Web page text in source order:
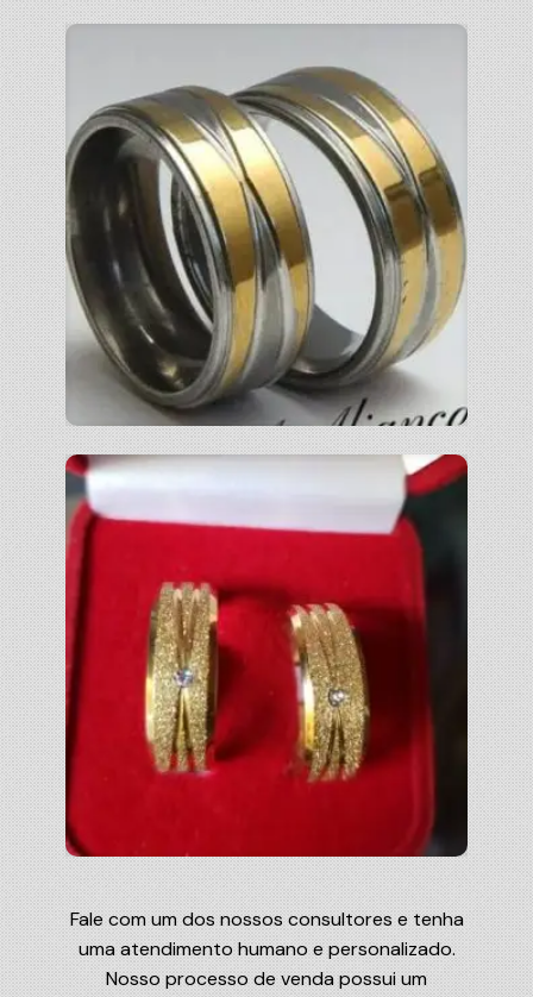
Fale com um dos nossos consultores e tenha
uma atendimento humano e personalizado.
Nosso processo de venda possui um